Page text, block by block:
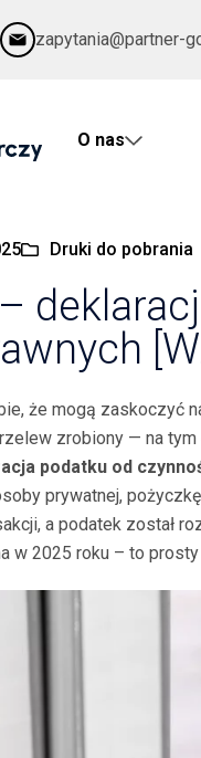
zapytania@partner-
O nas
Druki do pobrania
że mogą zaskoczyć
zrobiony — na
podatku od
prywatnej,
a podatek został
w 2025 roku – to